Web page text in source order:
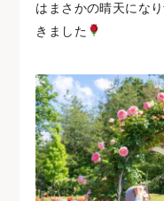
はまさかの晴天にな
きました